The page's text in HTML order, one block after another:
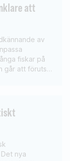
att
av
fiskar på
går att förutse.
nya